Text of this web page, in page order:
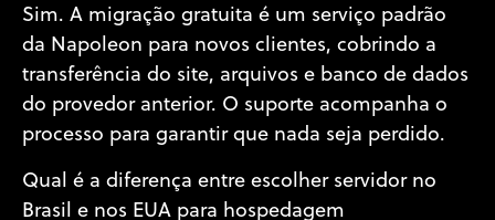
Sim. A migração gratuita é um serviço padrão
da Napoleon para novos clientes, cobrindo a
transferência do site, arquivos e banco de dados
do provedor anterior. O suporte acompanha o
processo para garantir que nada seja perdido.
Qual é a diferença entre escolher servidor no
Brasil e nos EUA para hospedagem